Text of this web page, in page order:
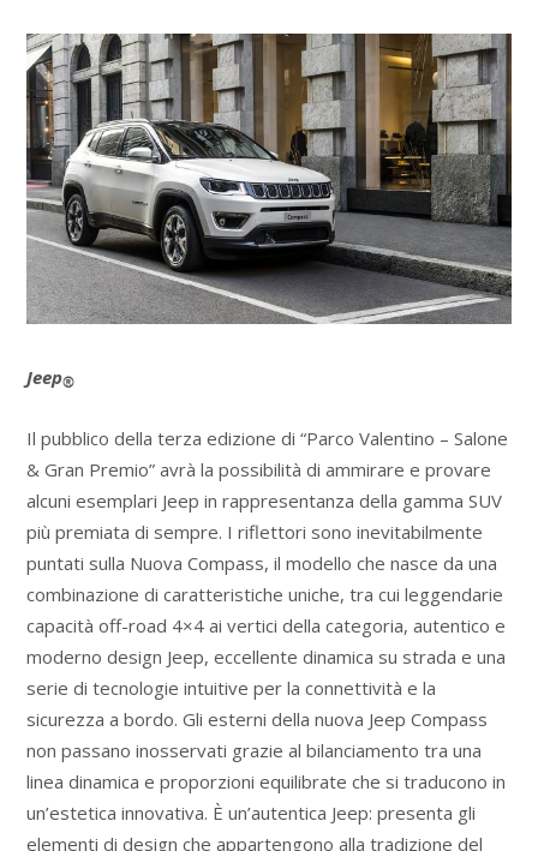
Jeep®
Il pubblico della terza edizione di “Parco Valentino – Salone
& Gran Premio” avrà la possibilità di ammirare e provare
alcuni esemplari Jeep in rappresentanza della gamma SUV
più premiata di sempre. I riflettori sono inevitabilmente
puntati sulla Nuova Compass, il modello che nasce da una
combinazione di caratteristiche uniche, tra cui leggendarie
capacità off-road 4×4 ai vertici della categoria, autentico e
moderno design Jeep, eccellente dinamica su strada e una
serie di tecnologie intuitive per la connettività e la
sicurezza a bordo. Gli esterni della nuova Jeep Compass
non passano inosservati grazie al bilanciamento tra una
linea dinamica e proporzioni equilibrate che si traducono in
un’estetica innovativa. È un’autentica Jeep: presenta gli
elementi di design che appartengono alla tradizione del